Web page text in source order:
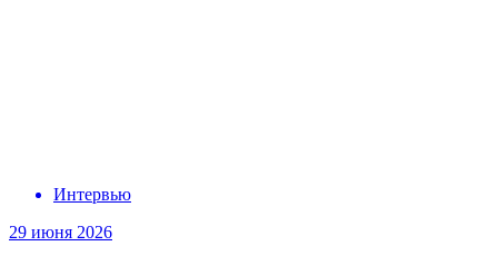
Интервью
29 июня 2026